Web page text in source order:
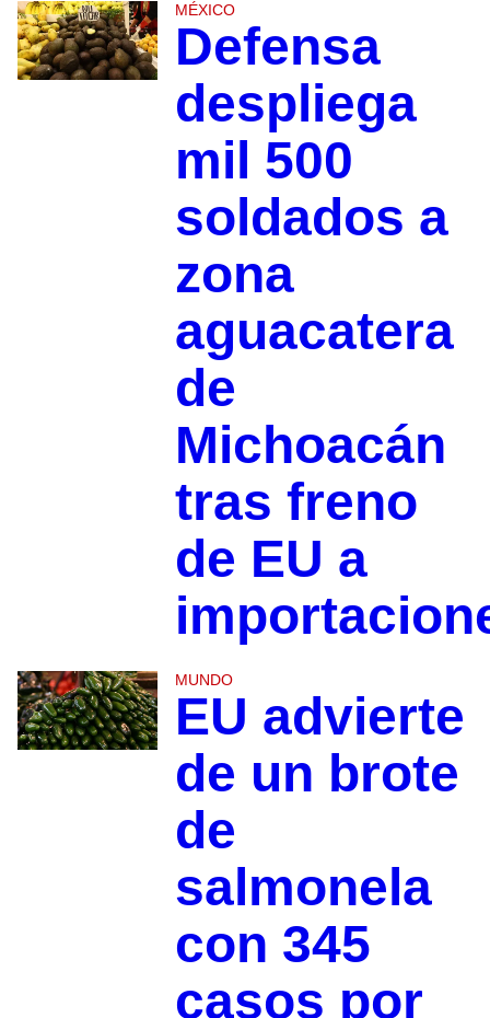
MÉXICO
Defensa
despliega
mil 500
soldados a
zona
aguacatera
de
Michoacán
tras freno
de EU a
MUNDO
EU advierte
de un brote
de
salmonela
con 345
casos por